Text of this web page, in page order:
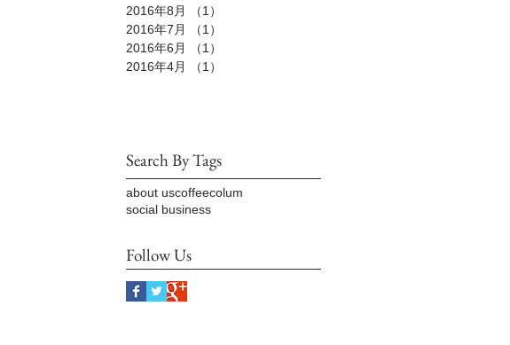
2016年8月
（1）
2016年7月
（1）
2016年6月
（1）
2016年4月
（1）
Search By Tags
about uscoffeecolum
social business
Follow Us